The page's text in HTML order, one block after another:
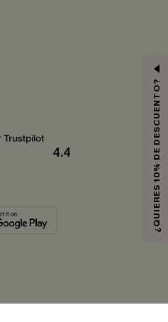
4.4 ¿QUIERES 10% DE DESCUENTO?